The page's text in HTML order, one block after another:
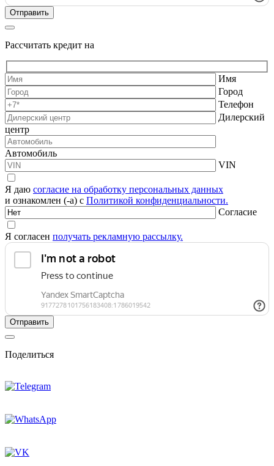
Рассчитать кредит на
Имя
Город
Телефон
Дилерский
центр
Автомобиль
VIN
Я даю согласие на обработку персональных данных
и ознакомлен (-а) с Политикой конфиденциальности.
Согласие
Я согласен получать рекламную рассылку.
Поделиться